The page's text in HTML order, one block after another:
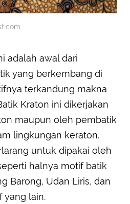
adalah awal dari
yang berkembang di
terkandung makna
Kraton ini dikerjakan
maupun oleh pembatik
lingkungan keraton.
untuk dipakai oleh
halnya motif batik
Barong, Udan Liris, dan
yang lain.